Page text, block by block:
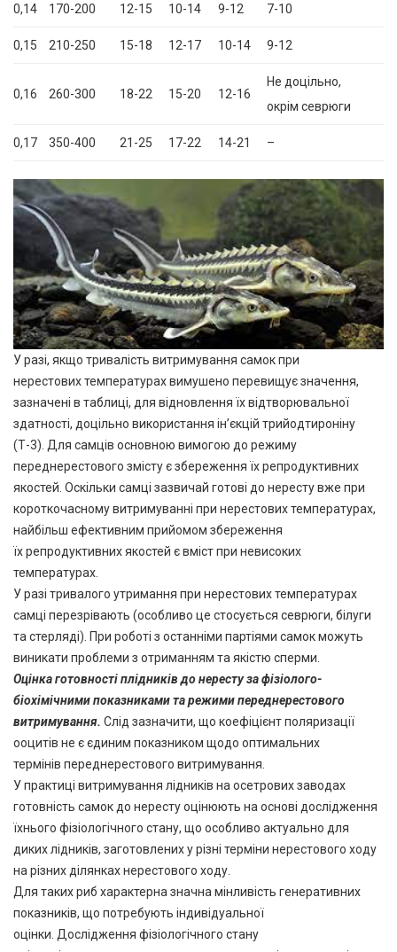
0,14 170-200 12-15 10-14 9-12 7-10
0,15 210-250 15-18 12-17 10-14 9-12
0,16 260-300 18-22 15-20 12-16
Не доцільно,
окрім севрюги
0,17 350-400 21-25 17-22 14-21 –
У разі, якщо тривалість витримування самок при
нерестових температурах вимушено перевищує значення,
зазначені в таблиці, для відновлення їх відтворювальної
здатності, доцільно використання ін’єкцій трийодтироніну
(Т-3). Для самців основною вимогою до режиму
переднерестового змісту є збереження їх репродуктивних
якостей. Оскільки самці зазвичай готові до нересту вже при
короткочасному витримуванні при нерестових температурах,
найбільш ефективним прийомом збереження
їх репродуктивних якостей є вміст при невисоких
температурах.
У разі тривалого утримання при нерестових температурах
самці перезрівають (особливо це стосується севрюги, білуги
та стерляді). При роботі з останніми партіями самок можуть
виникати проблеми з отриманням та якістю сперми.
Оцінка готовностіплідників до нересту за фізіолого-
біохімічними показниками та режими переднерестового
витримування. Слід зазначити, що коефіцієнт поляризації
ооцитів не є єдиним показником щодо оптимальних
термінів переднерестового витримування.
У практиці витримування лідників на осетрових заводах
готовність самок до нересту оцінюють на основі дослідження
їхнього фізіологічного стану, що особливо актуально для
диких лідників, заготовлених у різні терміни нерестового ходу
на різних ділянках нерестового ходу.
Для таких риб характерна значна мінливість генеративних
показників, що потребують індивідуальної
оцінки. Дослідження фізіологічного стану